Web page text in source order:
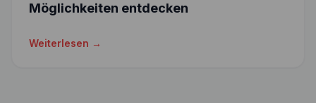
Möglichkeiten entdecken
Weiterlesen →